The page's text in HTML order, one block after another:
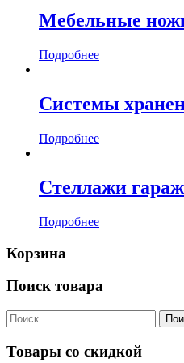
Мебельные
Подробнее
Системы
Подробнее
Стеллажи
Подробнее
Корзина
Поиск товара
Найти:
Товары со скидкой